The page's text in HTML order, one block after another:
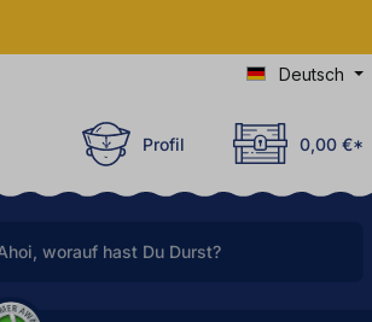
Deutsch
Profil 0,00 €*